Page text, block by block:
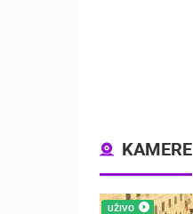
KAMERE
UŽIVO